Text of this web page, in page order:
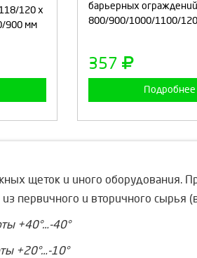
120 x
900 мм
барьерных
800/900/1000/1100/
357
Подробнее
щеток и иного оборудования.
первичного и вторичного сырья
+40°…-40°
+20°…-10°